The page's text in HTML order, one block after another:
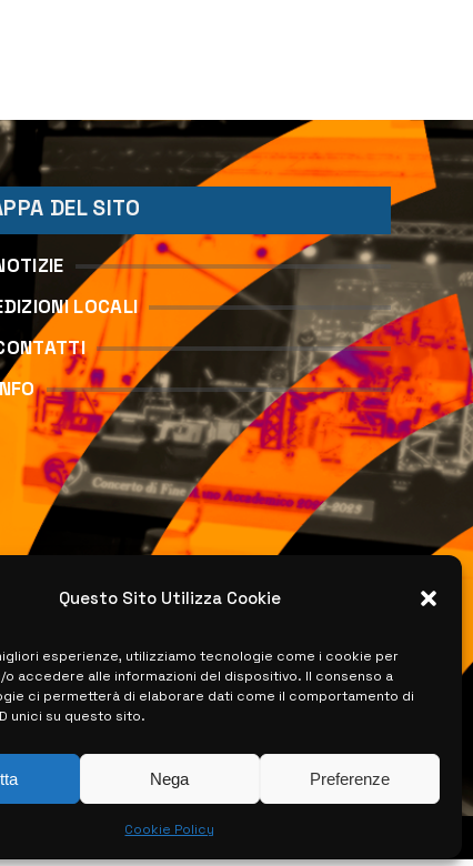
Questo Sito Utilizza Cookie
esperienze, utilizziamo tecnologie come i cookie per
o accedere alle informazioni del dispositivo. Il consenso a
ci permetterà di elaborare dati come il comportamento di
unici su questo sito.
Nega Preferenze
Cookie Policy
DEL SITO
LOCALI
– CREATO DA LUIGI PITARI